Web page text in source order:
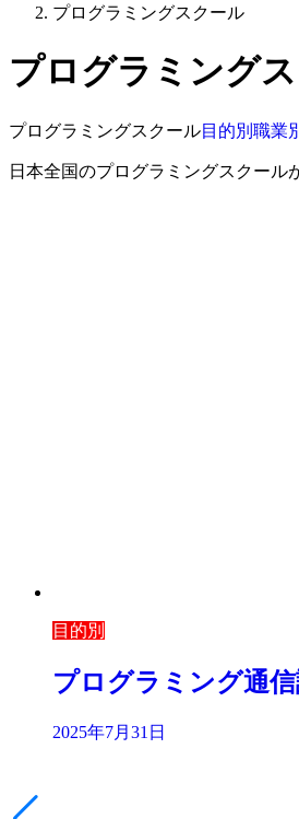
プログラミングスクール
プログラミング
プログラミングスクール目的別 職業
日本全国のプログラミングスクール
目的別
プログラミング通
2025年7月31日